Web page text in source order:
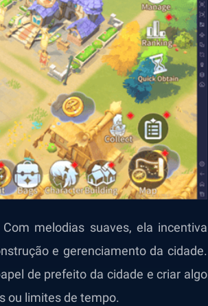
melodias suaves, ela incentiva
e gerenciamento da cidade.
de prefeito da cidade e criar algo
ou limites de tempo.